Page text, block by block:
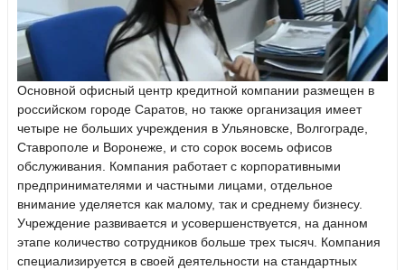
Основной офисный центр кредитной компании размещен в
российском городе Саратов, но также организация имеет
четыре не больших учреждения в Ульяновске, Волгограде,
Ставрополе и Воронеже, и сто сорок восемь офисов
обслуживания. Компания работает с корпоративными
предпринимателями и частными лицами, отдельное
внимание уделяется как малому, так и среднему бизнесу.
Учреждение развивается и усовершенствуется, на данном
этапе количество сотрудников больше трех тысяч. Компания
специализируется в своей деятельности на стандартных